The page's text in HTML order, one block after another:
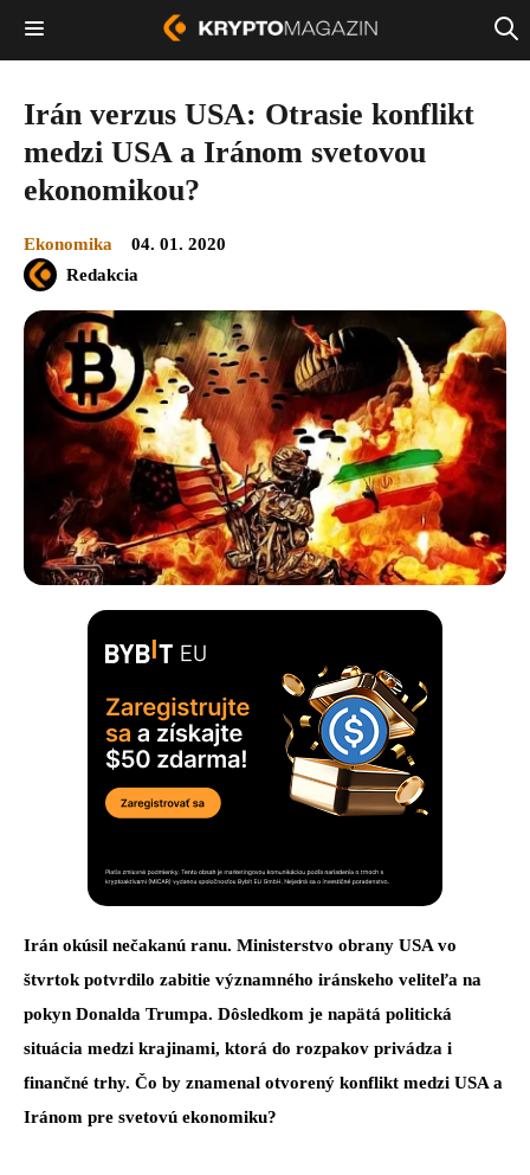
Irán verzus USA: Otrasie konflikt
medzi USA a Iránom svetovou
ekonomikou?
Ekonomika
04. 01. 2020
Redakcia
Irán okúsil nečakanú ranu. Ministerstvo obrany USA vo
štvrtok potvrdilo zabitie významného iránskeho veliteľa na
pokyn Donalda Trumpa. Dôsledkom je napätá politická
situácia medzi krajinami, ktorá do rozpakov privádza i
finančné trhy. Čo by znamenal otvorený konflikt medzi USA a
Iránom pre svetovú ekonomiku?